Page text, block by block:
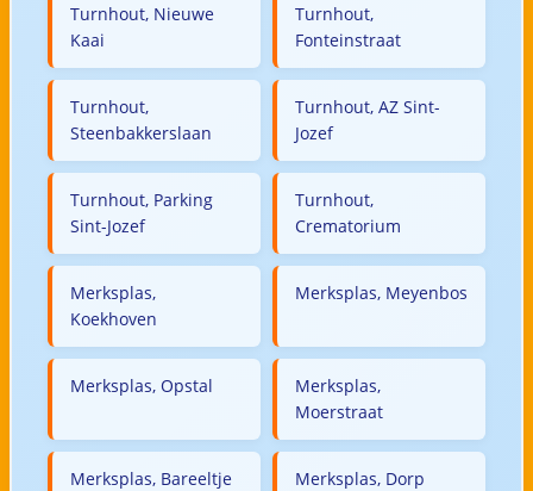
Turnhout, Nieuwe
Kaai
Turnhout,
Fonteinstraat
Turnhout,
Steenbakkerslaan
Turnhout, AZ Sint-
Jozef
Turnhout, Parking
Sint-Jozef
Turnhout,
Crematorium
Merksplas,
Koekhoven
Merksplas, Meyenbos
Merksplas, Opstal
Merksplas,
Moerstraat
Merksplas, Bareeltje Merksplas, Dorp